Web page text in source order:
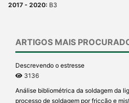
2017 - 2020: B3
ARTIGOS MAIS
Descrevendo o estresse
3136
Análise bibliométrica da soldagem da
processo de soldagem por fricção e